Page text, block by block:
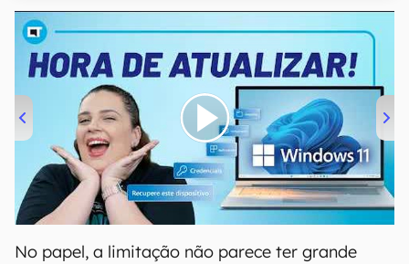
00:00 04:52
No papel, a limitação não parece ter grande